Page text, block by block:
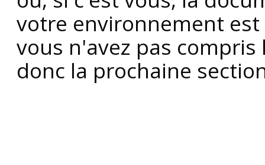
votre environnement
vous n'avez pas
donc la prochaine